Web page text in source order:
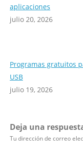
aplicaciones
julio 20, 2026
Programas gratuitos
USB
julio 19, 2026
Deja una
Tu dirección de correo